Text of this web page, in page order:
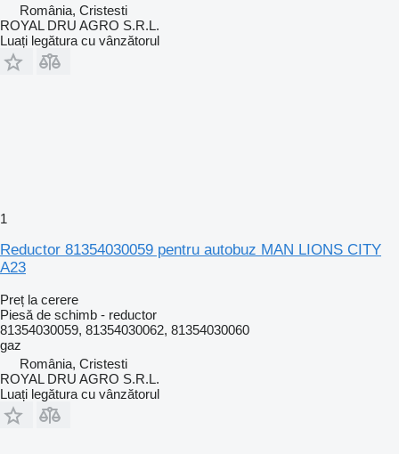
România, Cristesti
ROYAL DRU AGRO S.R.L.
Luați legătura cu vânzătorul
1
Reductor 81354030059 pentru autobuz MAN LIONS CITY
A23
Preț la cerere
Piesă de schimb - reductor
81354030059, 81354030062, 81354030060
gaz
România, Cristesti
ROYAL DRU AGRO S.R.L.
Luați legătura cu vânzătorul